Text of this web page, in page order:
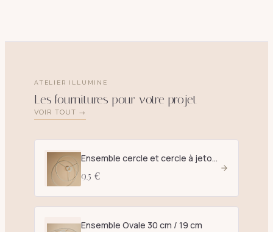
ATELIER ILLUMINE
Les fournitures pour votre projet
VOIR TOUT →
Ensemble cercle et cercle à jetons D. 25 cm blanc - E27
9.5 €
Ensemble Ovale 30 cm / 19 cm